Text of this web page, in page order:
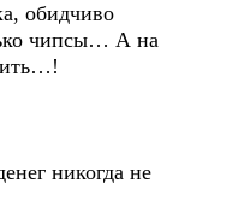
обидчиво
чипсы… А на
никогда не